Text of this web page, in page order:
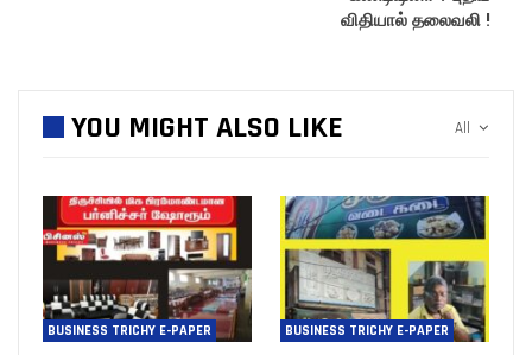
விதியால் தலைவலி !
All
YOU MIGHT ALSO LIKE
BUSINESS TRICHY E-PAPER BUSINESS TRICHY E-PAPER